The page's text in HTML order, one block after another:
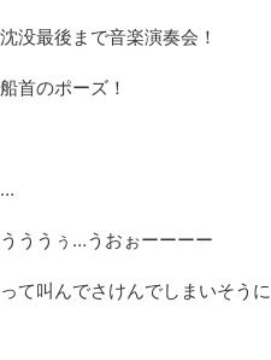
沈没最後まで音楽演奏会！
船首のポーズ！
…
うううぅ…うおぉーーーー
って叫んでさけんでしまいそうに